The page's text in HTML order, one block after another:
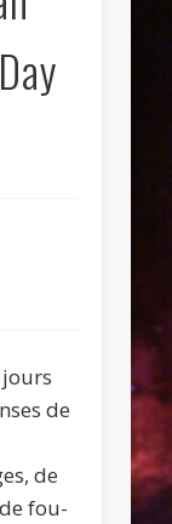
de
de
fou-